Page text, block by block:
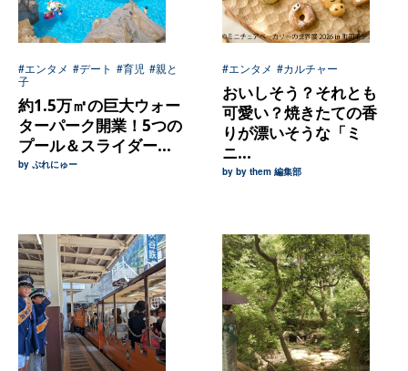
#エンタメ #デート #育児 #親と
子
約1.5万㎡の巨大ウォー
ターパーク開業！5つの
プール＆スライダー...
by ぷれにゅー
#エンタメ #カルチャー
おいしそう？それとも
可愛い？焼きたての香
りが漂いそうな「ミ
ニ...
by by them 編集部